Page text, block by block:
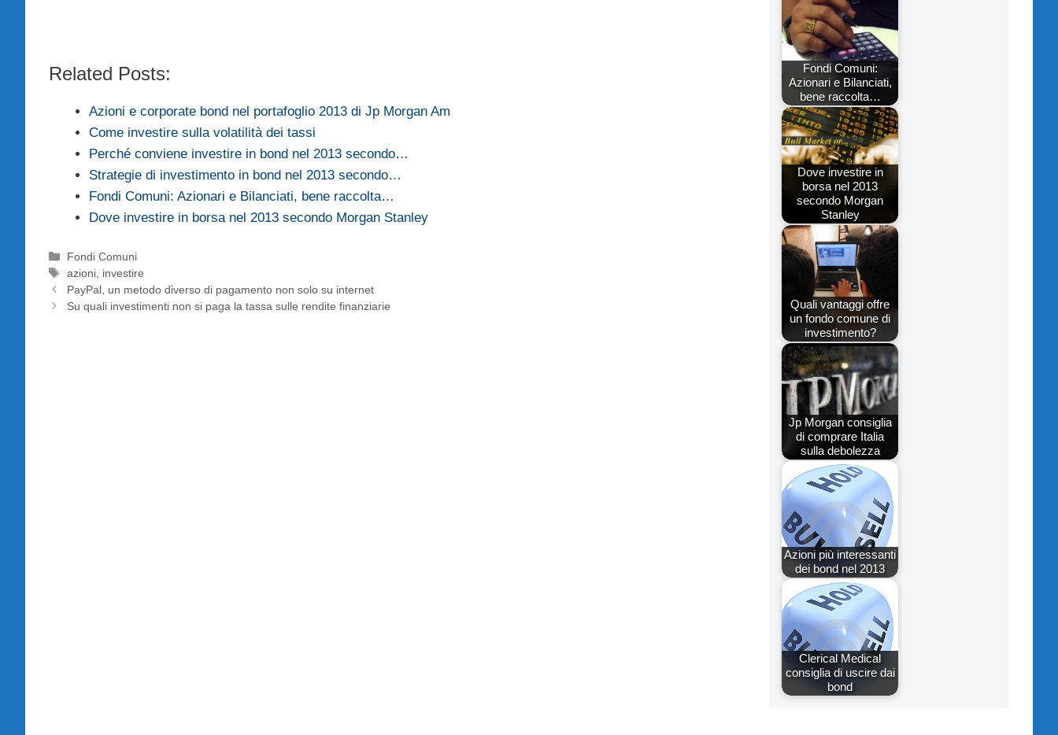
Related Posts:
Azioni e corporate bond nel portafoglio 2013 di Jp Morgan Am
Come investire sulla volatilità dei tassi
Perché conviene investire in bond nel 2013 secondo…
Strategie di investimento in bond nel 2013 secondo…
Fondi Comuni: Azionari e Bilanciati, bene raccolta…
Dove investire in borsa nel 2013 secondo Morgan Stanley
Categorie
Fondi Comuni
Tag
azioni investire
PayPal, un metodo diverso di pagamento non solo su internet
Su quali investimenti non si paga la tassa sulle rendite finanziarie
Fondi Comuni:
Azionari e Bilanciati,
bene raccolta…
Dove investire in
borsa nel 2013
secondo Morgan
Stanley
Quali vantaggi offre
un fondo comune di
investimento?
Jp Morgan consiglia
di comprare Italia
sulla debolezza
Azioni più interessanti
dei bond nel 2013
Clerical Medical
consiglia di uscire dai
bond